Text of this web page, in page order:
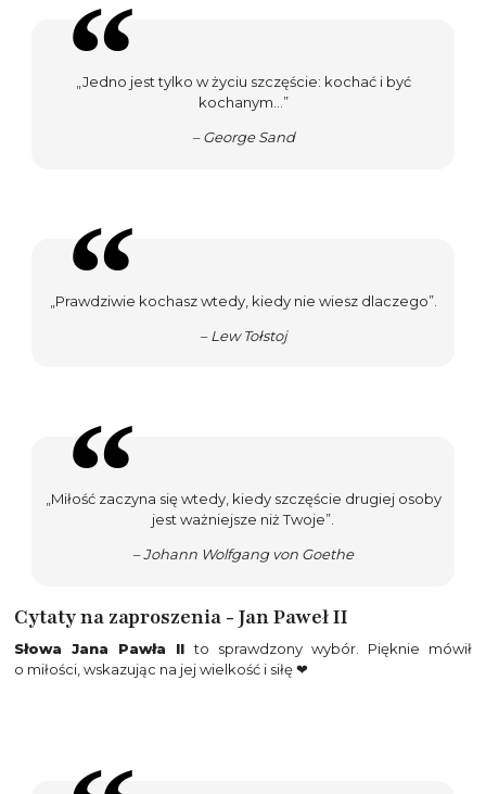
„Jedno jest tylko w życiu szczęście: kochać i być
kochanym…”
– George Sand
„Prawdziwie kochasz wtedy, kiedy nie wiesz dlaczego”.
– Lew Tołstoj
„Miłość zaczyna się wtedy, kiedy szczęście drugiej osoby
jest ważniejsze niż Twoje”.
– Johann Wolfgang von Goethe
Cytaty na zaproszenia - Jan Paweł II
Słowa Jana Pawła II to sprawdzony wybór. Pięknie mówił
o miłości, wskazując na jej wielkość i siłę ❤